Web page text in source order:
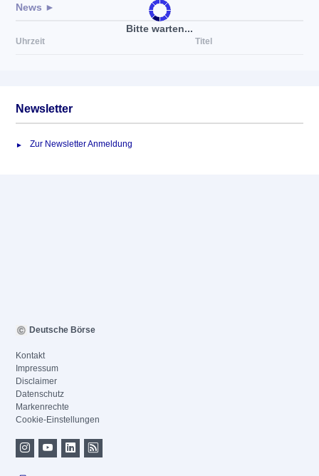
Bitte warten...
News ►
Uhrzeit Titel
Newsletter
Zur Newsletter Anmeldung
Deutsche Börse
Kontakt
Impressum
Disclaimer
Datenschutz
Markenrechte
Cookie-Einstellungen